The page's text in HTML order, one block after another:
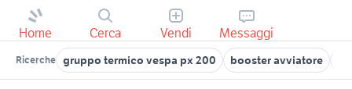
Home Cerca Vendi Messaggi
Ricerche gruppo termico vespa px 200 booster avviatore